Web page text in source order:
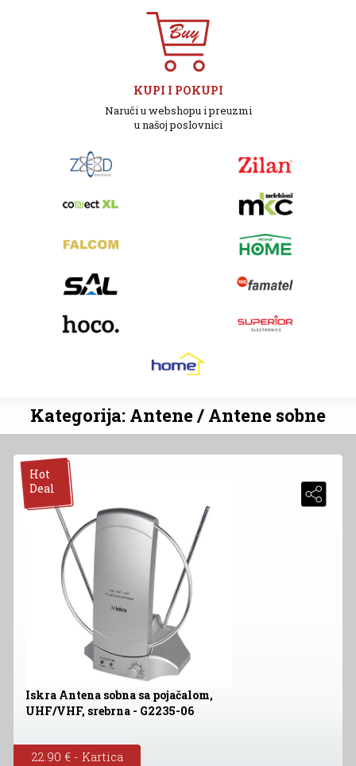
KUPI I POKUPI
Naruči u webshopu i preuzmi
u našoj poslovnici
Kategorija: Antene / Antene sobne
Hot
Deal
Iskra Antena sobna sa pojačalom,
UHF/VHF, srebrna - G2235-06
22.90 € - Kartica